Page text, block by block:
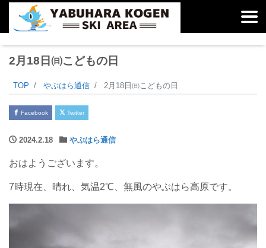
2月18日㈰こどもの日
TOP やぶはら通信 2月18日㈰こどもの日
Facebook Twitter
2024.2.18 やぶはら通信
おはようございます。
7時現在、晴れ、気温2℃、無風のやぶはら高原です。